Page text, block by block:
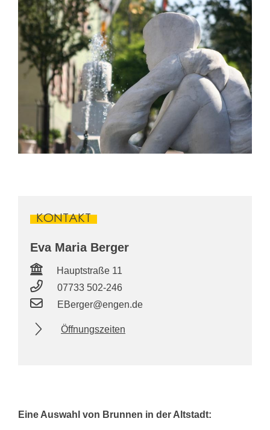
KONTAKT
Eva Maria Berger
Hauptstraße 11
EBerger@engen.de
07733 502-246
Öffnungszeiten
Eine Auswahl von Brunnen in der Altstadt: